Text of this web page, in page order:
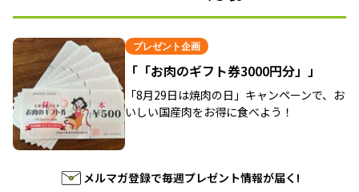
プレゼント企画
「「お肉のギフト券3000円分」」
「8月29日は焼肉の日」キャンペーンで、お
いしい国産肉をお得に食べよう！
メルマガ登録で毎週プレゼント情報が届く!